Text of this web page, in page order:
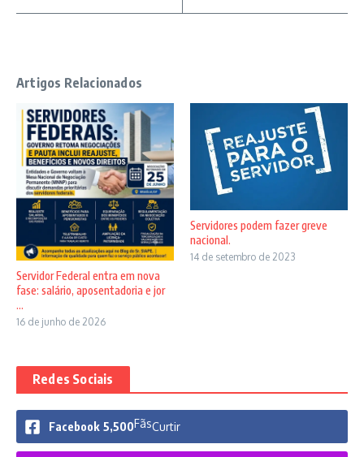
Artigos Relacionados
Servidor Federal entra em nova
fase: salário, aposentadoria e jor
...
16 de junho de 2026
Servidores podem fazer greve
nacional.
14 de setembro de 2023
Redes Sociais
Facebook 5,500FãsCurtir